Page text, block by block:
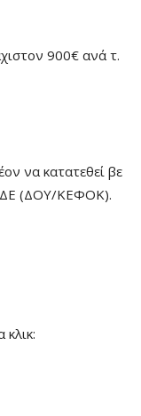
900€ ανά τ.
να κατατεθεί βε
(ΔΟΥ/ΚΕΦΟΚ).